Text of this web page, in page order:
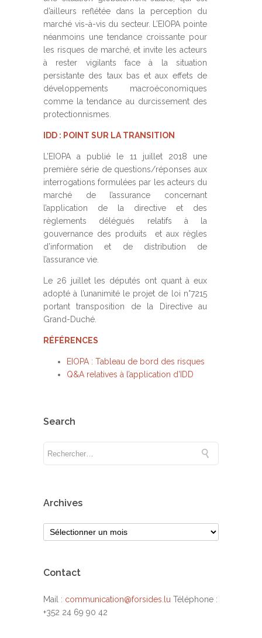
d’ailleurs reflétée dans la perception du
marché vis-à-vis du secteur. L’EIOPA pointe
néanmoins une tendance croissante pour
les risques de marché, et invite les acteurs
à rester vigilants face à la situation
persistante des taux bas et aux effets de
développements macroéconomiques
comme la tendance au durcissement des
protectionnismes.
IDD : POINT SUR LA TRANSITION
L’EIOPA a publié le 11 juillet 2018 une
première série de questions/réponses aux
interrogations formulées par les acteurs du
marché de l’assurance concernant
l’application de la directive et des
règlements délégués relatifs à la
gouvernance des produits et aux règles
d’information et de distribution de
l’assurance vie.
Le 26 juillet les députés ont quant à eux
adopté à l’unanimité le projet de loi n°7215
portant transposition de la Directive au
Grand-Duché.
RÉFÉRENCES
EIOPA : Tableau de bord des risques
Q&A relatives à l’application d’IDD
Search
Archives
Contact
Mail : communication@forsides.lu Téléphone :
+352 24 69 90 42